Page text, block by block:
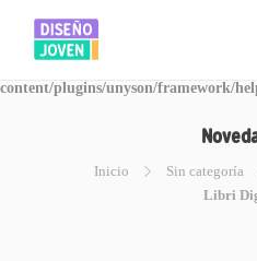
Warning: Invalid argument supplied for
/www/disegnojoven.com.ar/htdocs/wp-
content/plugins/unyson/framework/
Inicio Sin categoría
Libri